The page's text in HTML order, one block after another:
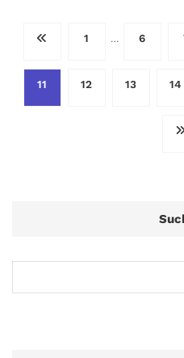
der
Beiträge
1 … 6
11 12 13 14